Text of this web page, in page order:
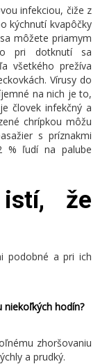
infekciou, čiže z
kýchnutí kvapôčky
môžete priamym
pri dotknutí sa
všetkého prežíva
Vírusy do
na nich je to,
človek infekčný a
chrípkou môžu
s príznakmi
% ľudí na palube
že
podobné a pri ich
niekoľkých hodín?
zhoršovaniu
a prudký.